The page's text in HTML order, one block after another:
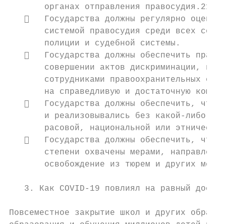
       органах отправления правосудия.21
   Государства должны регулярно
системой правосудия среди всех
       полиции и судебной системы.
   Государства должны обеспечить
совершении актов дискриминации, в
сотрудниками правоохранительных
на справедливую и достаточную
   Государства должны обеспечить,
и реализовывались без какой-либо
расовой, национальной или
   Государства должны обеспечить,
степени охвачены мерами,
освобождение из тюрем и других мест
3. Как COVID-19 повлиял на равный
Повсеместное закрытие школ и других